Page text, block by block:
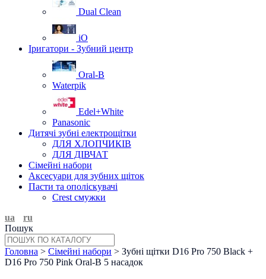
Dual Clean
iO
Іригатори - Зубний центр
Oral-B
Waterpik
Edel+White
Panasonic
Дитячі зубні електрощітки
ДЛЯ ХЛОПЧИКІВ
ДЛЯ ДІВЧАТ
Сімейні набори
Аксесуари для зубних щіток
Пасти та ополіскувачі
Crest смужки
ua
ru
Пошук
Головна > Сімейні набори > Зубні щітки D16 Pro 750 Black +
D16 Pro 750 Pink Oral-B 5 насадок